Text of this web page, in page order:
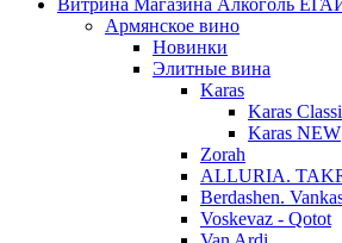
Витрина Магазина Алкоголь
Армянское вино
Новинки
Элитные вина
Karas
Karas
Karas NEW
Zorah
ALLURIA.
Berdashen.
Voskevaz - Qotot